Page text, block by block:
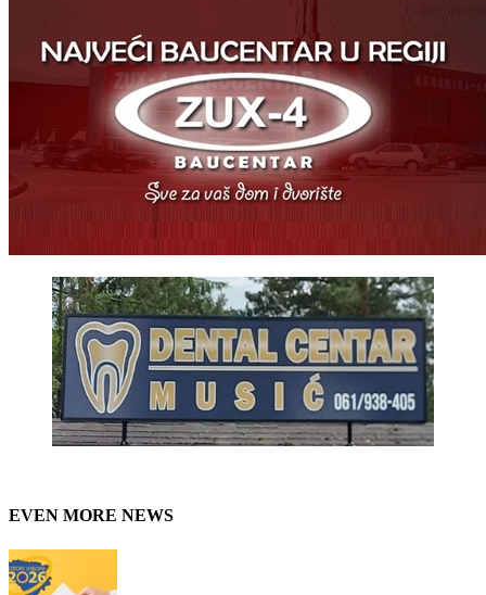
EVEN MORE NEWS